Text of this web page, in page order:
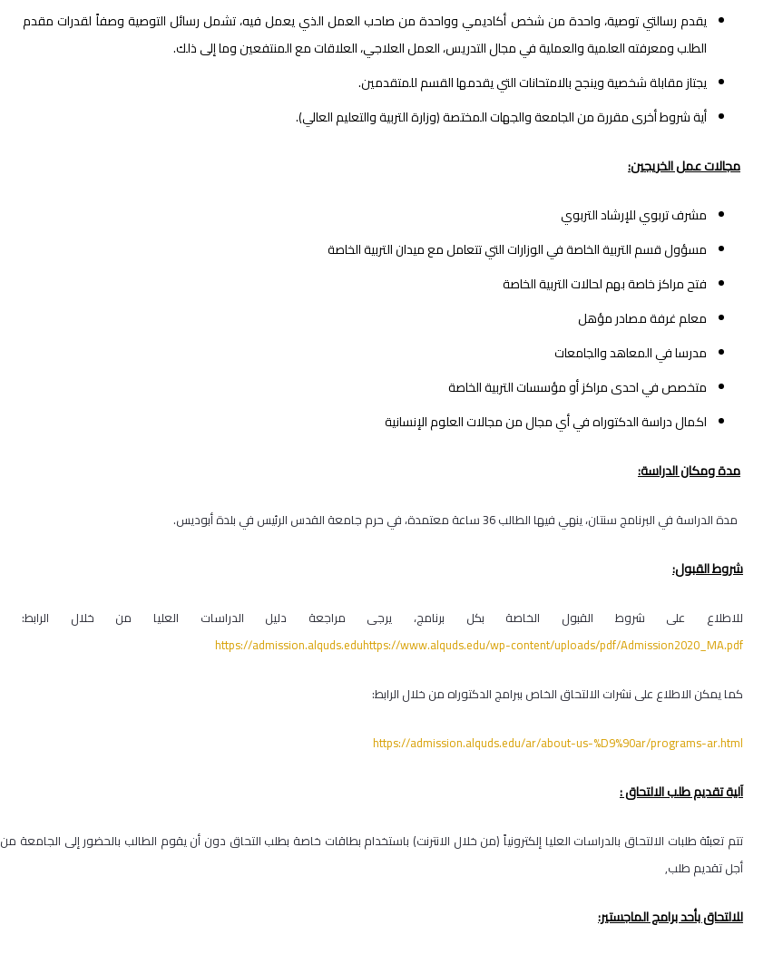
يقدم رسالتي توصية، واحدة من شخص أكاديمي وواحدة من صاحب العمل الذي يعمل فيه، تشمل رسائل التوصية وصفاً لقدرات مقدم
الطلب ومعرفته العلمية والعملية في مجال التدريس، العمل العلاجي، العلاقات مع المنتفعين وما إلى ذلك.
يجتاز مقابلة شخصية وينجح بالامتحانات التي يقدمها القسم للمتقدمين.
أية شروط أخرى مقررة من الجامعة والجهات المختصة (وزارة التربية والتعليم العالي).
مجالات عمل الخريجين:
مشرف تربوي للإرشاد التربوي
مسؤول قسم التربية الخاصة في الوزارات التي تتعامل مع ميدان التربية الخاصة
فتح مراكز خاصة بهم لحالات التربية الخاصة
معلم غرفة مصادر مؤهل
مدرسا في المعاهد والجامعات
متخصص في احدى مراكز أو مؤسسات التربية الخاصة
اكمال دراسة الدكتوراه في أي مجال من مجالات العلوم الإنسانية
مدة ومكان الدراسة:
مدة الدراسة في البرنامج سنتان، ينهي فيها الطالب 36 ساعة معتمدة، في حرم جامعة القدس الرئيس في بلدة أبوديس.
شروط القبول:
للاطلاع على شروط القبول الخاصة بكل برنامج، يرجى مراجعة دليل الدراسات العليا من خلال الرابط:
https://admission.alquds.eduhttps://www.alquds.edu/wp-content/uploads/pdf/Admission2020_MA.pdf
كما يمكن الاطلاع على نشرات الالتحاق الخاص ببرامج الدكتوراه من خلال الرابط:
https://admission.alquds.edu/ar/about-us-%D9%90ar/programs-ar.html
آلية تقديم طلب الالتحاق :
تتم تعبئة طلبات الالتحاق بالدراسات العليا إلكترونياً (من خلال الانترنت) باستخدام بطاقات خاصة بطلب التحاق دون أن يقوم الطالب بالحضور إلى الجامعة من
أجل تقديم طلب,
للالتحاق بأحد برامج الماجستير: